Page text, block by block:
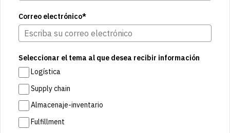
Correo electrónico*
Seleccionar el tema al que desea recibir información
Logística
Supply chain
Almacenaje-inventario
Fulfillment